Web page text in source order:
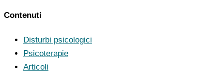
Contenuti
Disturbi psicologici
Psicoterapie
Articoli